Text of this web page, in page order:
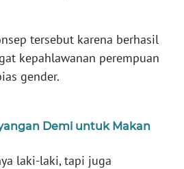
tersebut karena berhasil
kepahlawanan perempuan
gender.
Demi untuk Makan
laki-laki, tapi juga